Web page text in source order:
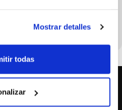
Mostrar detalles
todas